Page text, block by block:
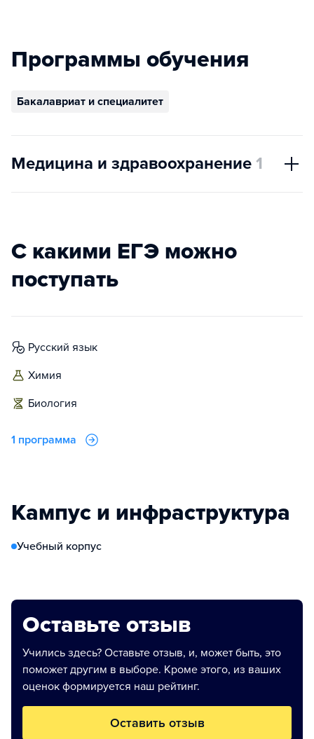
Программы обучения
Бакалавриат и специалитет
Медицина и здравоохранение 1
С какими ЕГЭ можно
поступать
русский язык
химия
биология
1 программа
Кампус и инфраструктура
Учебный корпус
Оставьте отзыв
Учились здесь? Оставьте отзыв, и, может быть, это
поможет другим в выборе. Кроме этого, из ваших
оценок формируется наш рейтинг.
Оставить отзыв